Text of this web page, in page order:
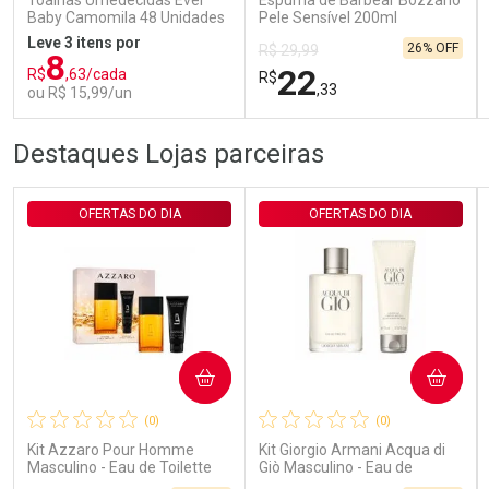
Baby Camomila 48 Unidades
Leve 3 itens por
R$8,63/cada
ou R$ 15,99/un
FECHAR
Laboratório
Comprar sem Desconto
Por R$ 15,99/cada
FECHAR
Por Menos
Comprar sem Desconto
Por R$ 15,99/cada
Pele Sensível 200ml
R$ 29,99
R$22,33
26% OFF
Comprar sem Desconto
Por R$ 22,33/cada
Por Menos
Comprar sem Desconto
Por R$ 22,33/cada
Destaques Lojas parceiras
(0)
Kit Azzaro Pour Homme
Masculino - Eau de Toilette
OFERTAS DO DIA
COMPRAR
(0)
Kit Giorgio Armani Acqua di
Giò Masculino - Eau de
Toilette 100ml + Gel de
OFERTAS DO DIA
COMPRAR